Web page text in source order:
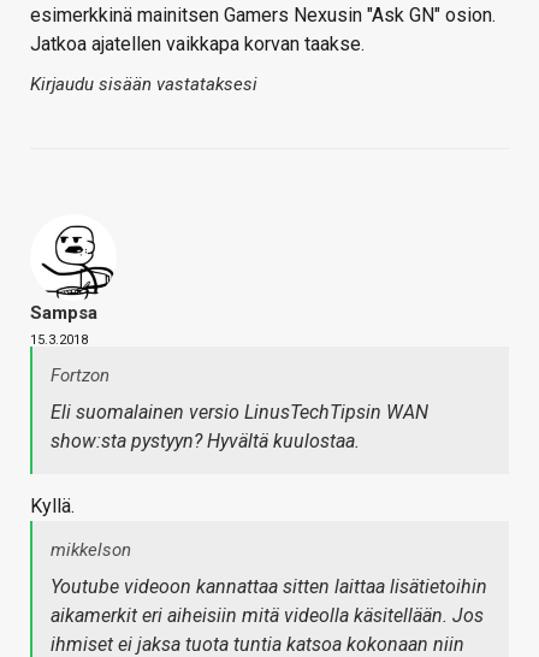
esimerkkinä mainitsen Gamers Nexusin "Ask GN" osion.
Jatkoa ajatellen vaikkapa korvan taakse.
Kirjaudu sisään vastataksesi
Sampsa
15.3.2018
Fortzon
Eli suomalainen versio LinusTechTipsin WAN
show:sta pystyyn? Hyvältä kuulostaa.
Kyllä.
mikkelson
Youtube videoon kannattaa sitten laittaa lisätietoihin
aikamerkit eri aiheisiin mitä videolla käsitellään. Jos
ihmiset ei jaksa tuota tuntia katsoa kokonaan niin